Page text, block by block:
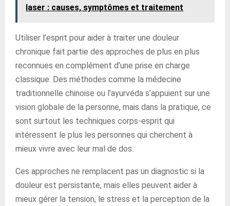
laser : causes, symptômes et traitement
Utiliser l’esprit pour aider à traiter une douleur
chronique fait partie des approches de plus en plus
reconnues en complément d’une prise en charge
classique. Des méthodes comme la médecine
traditionnelle chinoise ou l’ayurvéda s’appuient sur une
vision globale de la personne, mais dans la pratique, ce
sont surtout les techniques corps-esprit qui
intéressent le plus les personnes qui cherchent à
mieux vivre avec leur mal de dos.
Ces approches ne remplacent pas un diagnostic si la
douleur est persistante, mais elles peuvent aider à
mieux gérer la tension, le stress et la perception de la